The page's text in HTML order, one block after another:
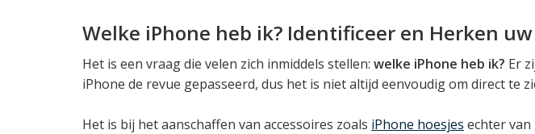
Welke iPhone heb ik? Identificeer en Herken
Het is een vraag die velen zich inmiddels stellen: welke iPhone heb ik? Er
iPhone de revue gepasseerd, dus het is niet altijd eenvoudig om direct te
Het is bij het aanschaffen van accessoires zoals iPhone hoesjes echter